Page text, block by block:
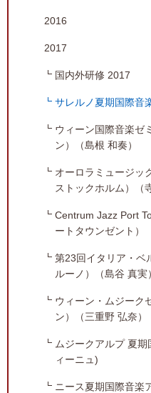
2016
2017
国内外研修 2017
サレルノ夏期国際音
ウィーン国際音楽ゼ
ン）（島根 和奏）
オーロラミュージッ
ストックホルム）（
Centrum Jazz Port
ートタウンゼント）
第23回イタリア・ベ
ルーノ）（島谷 真実）
ウィーン・ムジーク
ン）（三重野 弘奈）
ムジークアルプ 夏
ィーニュ)
ニース夏期国際音楽